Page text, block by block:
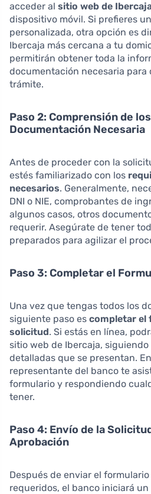
acceder al sitio web de
dispositivo móvil. Si prefieres
personalizada, otra opción es
Ibercaja más cercana a tu
permitirán obtener toda la
documentación necesaria para
trámite.
Paso 2: Comprensión de
Documentación Necesaria
Antes de proceder con la
estés familiarizado con los
necesarios. Generalmente,
DNI o NIE, comprobantes de
algunos casos, otros
requerir. Asegúrate de tener
preparados para agilizar el
Paso 3: Completar el
Una vez que tengas todos los
siguiente paso es completar el
solicitud. Si estás en línea,
sitio web de Ibercaja,
detalladas que se presentan.
representante del banco te
formulario y respondiendo
tener.
Paso 4: Envío de la
Aprobación
Después de enviar el
requeridos, el banco iniciará